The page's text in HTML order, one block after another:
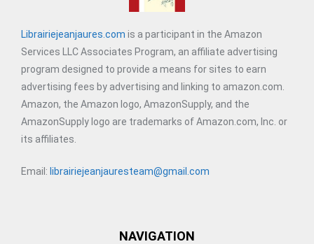
Librairiejeanjaures.com is a participant in the Amazon
Services LLC Associates Program, an affiliate advertising
program designed to provide a means for sites to earn
advertising fees by advertising and linking to amazon.com.
Amazon, the Amazon logo, AmazonSupply, and the
AmazonSupply logo are trademarks of Amazon.com, Inc. or
its affiliates.
Email: librairiejeanjauresteam@gmail.com
NAVIGATION